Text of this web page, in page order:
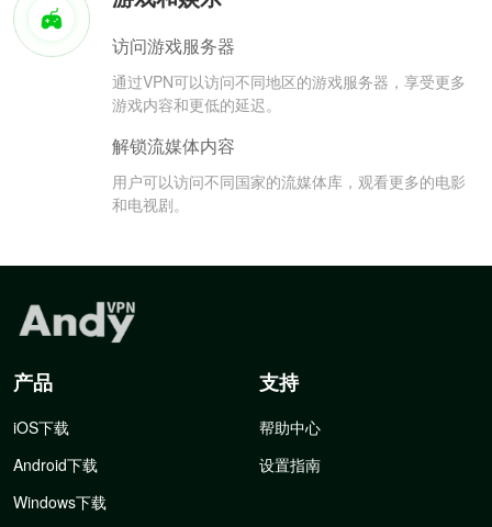
访问游戏服务器
通过VPN可以访问不同地区的游戏服务器，享受更多
游戏内容和更低的延迟。
解锁流媒体内容
用户可以访问不同国家的流媒体库，观看更多的电影
和电视剧。
产品
iOS下载
Android下载
Windows下载
支持
帮助中心
设置指南